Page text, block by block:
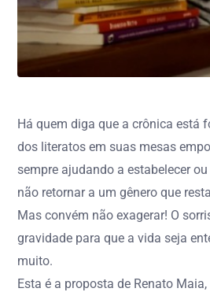
Há quem diga que a crônica está
dos literatos em suas mesas
sempre ajudando a estabelecer
não retornar a um gênero que
Mas convém não exagerar! O
gravidade para que a vida seja
muito.
Esta é a proposta de Renato